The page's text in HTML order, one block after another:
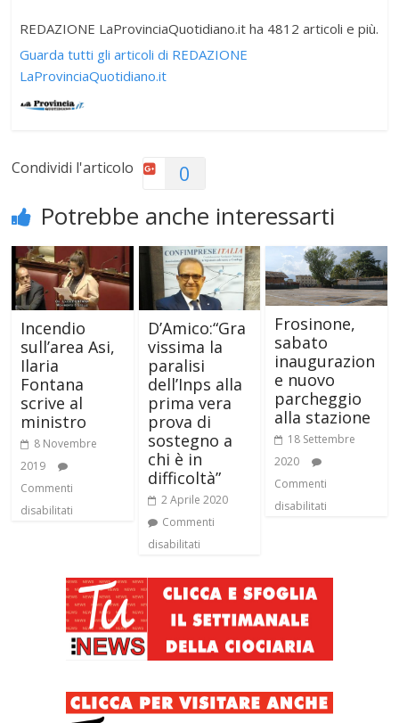
REDAZIONE LaProvinciaQuotidiano.it ha 4812 articoli e più.
Guarda tutti gli articoli di REDAZIONE
LaProvinciaQuotidiano.it
Condividi l'articolo 0
Potrebbe anche interessarti
Incendio
sull’area Asi,
Ilaria
Fontana
scrive al
ministro
8 Novembre
2019
Commenti
disabilitati
D’Amico:“Gra
vissima la
paralisi
dell’Inps alla
prima vera
prova di
sostegno a
chi è in
difficoltà”
2 Aprile 2020
Commenti
disabilitati
Frosinone,
sabato
inaugurazion
e nuovo
parcheggio
alla stazione
18 Settembre
2020
Commenti
disabilitati